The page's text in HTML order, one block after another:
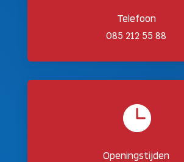
Telefoon
085 212 55 88

Openingstijden